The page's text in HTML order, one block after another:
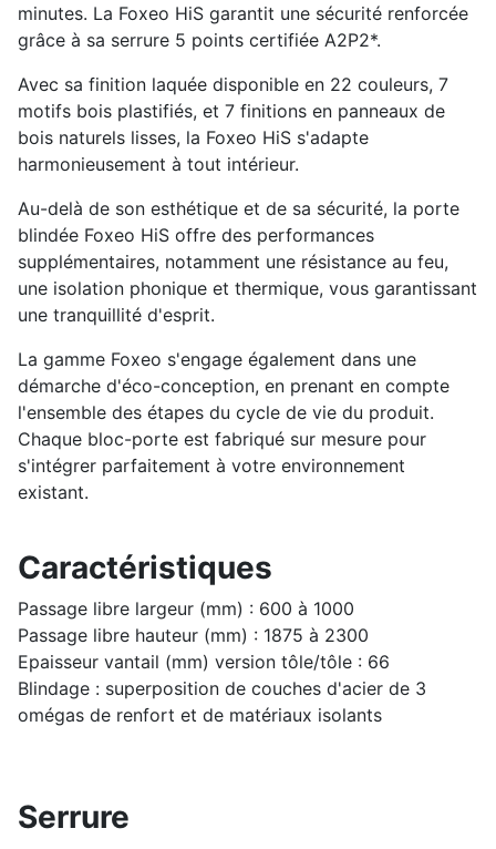
minutes. La Foxeo HiS garantit une sécurité renforcée
grâce à sa serrure 5 points certifiée A2P2*.
Avec sa finition laquée disponible en 22 couleurs, 7
motifs bois plastifiés, et 7 finitions en panneaux de
bois naturels lisses, la Foxeo HiS s'adapte
harmonieusement à tout intérieur.
Au-delà de son esthétique et de sa sécurité, la porte
blindée Foxeo HiS offre des performances
supplémentaires, notamment une résistance au feu,
une isolation phonique et thermique, vous garantissant
une tranquillité d'esprit.
La gamme Foxeo s'engage également dans une
démarche d'éco-conception, en prenant en compte
l'ensemble des étapes du cycle de vie du produit.
Chaque bloc-porte est fabriqué sur mesure pour
s'intégrer parfaitement à votre environnement
existant.
Caractéristiques
Passage libre largeur (mm) : 600 à 1000
Passage libre hauteur (mm) : 1875 à 2300
Epaisseur vantail (mm) version tôle/tôle : 66
Blindage : superposition de couches d'acier de 3
omégas de renfort et de matériaux isolants
Serrure